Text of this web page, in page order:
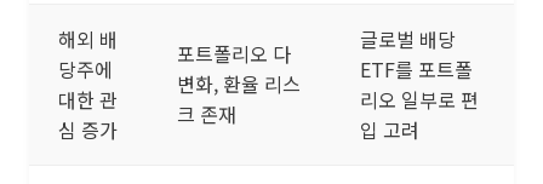
해외 배
당주에
대한 관
심 증가
포트폴리오 다
변화, 환율 리스
크 존재
글로벌 배당
ETF를 포트폴
리오 일부로 편
입 고려